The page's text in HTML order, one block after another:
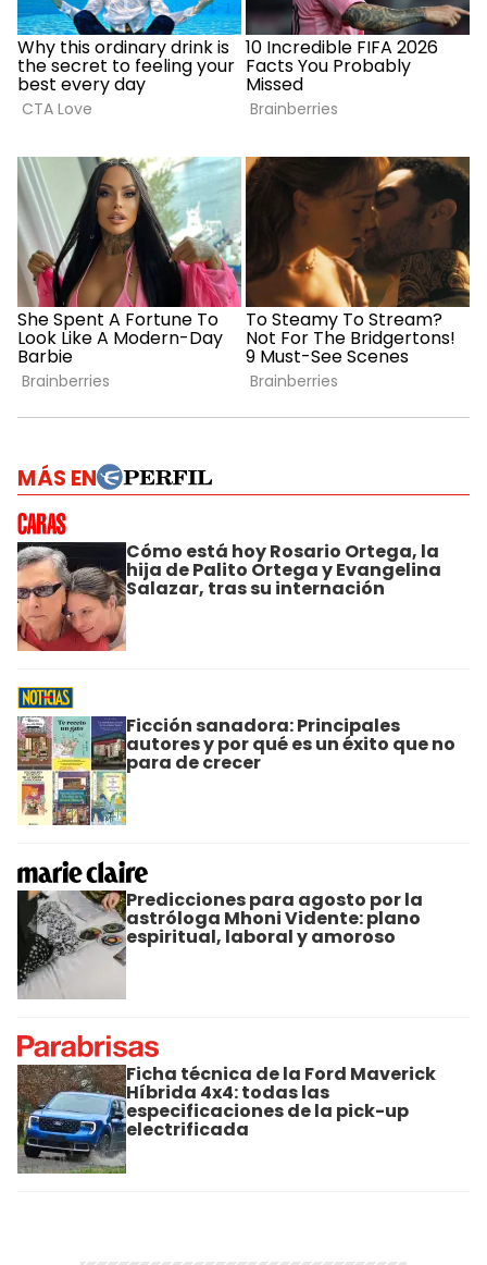
MÁS EN
Cómo está hoy Rosario Ortega, la
hija de Palito Ortega y Evangelina
Salazar, tras su internación
Ficción sanadora: Principales
autores y por qué es un éxito que no
para de crecer
Predicciones para agosto por la
astróloga Mhoni Vidente: plano
espiritual, laboral y amoroso
Ficha técnica de la Ford Maverick
Híbrida 4x4: todas las
especificaciones de la pick-up
electrificada